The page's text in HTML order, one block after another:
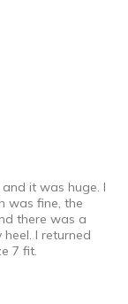
it was huge. I
was fine, the
there was a
I returned
7 fit.